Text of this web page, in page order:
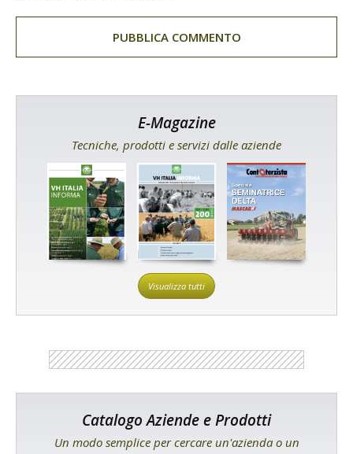
E-Magazine
Tecniche, prodotti e servizi dalle aziende
Visualizza tutti
Catalogo Aziende e Prodotti
Un modo semplice per cercare un'azienda o un